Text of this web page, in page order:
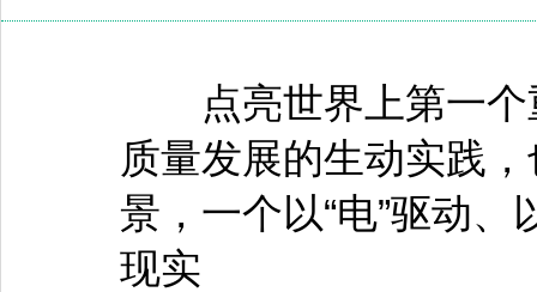
点亮世界上第一个
质量发展的生动实践
景，一个以“电”驱动、
现实